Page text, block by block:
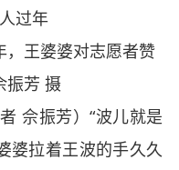
王婆婆对志愿者赞
振芳 摄
佘振芳）“波儿就是
婆拉着王波的手久久